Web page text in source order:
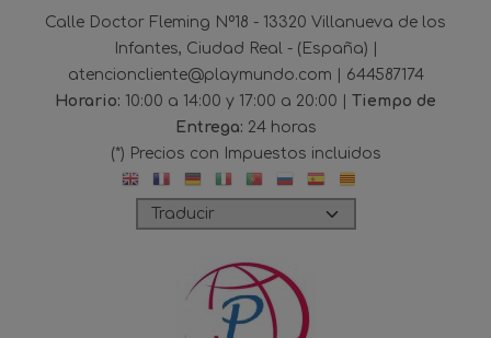
Calle Doctor Fleming Nº18 - 13320 Villanueva de los
Infantes, Ciudad Real - (España) |
atencioncliente@playmundo.com | 644587174
Horario: 10:00 a 14:00 y 17:00 a 20:00 | Tiempo de
Entrega: 24 horas
(*) Precios con Impuestos incluidos